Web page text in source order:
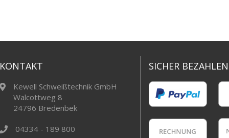
KONTAKT
Kewell Schweißtechnik GmbH
Walcottweg 8
24796 Bredenbek
04334 - 189 800
SICHER BEZAHLEN